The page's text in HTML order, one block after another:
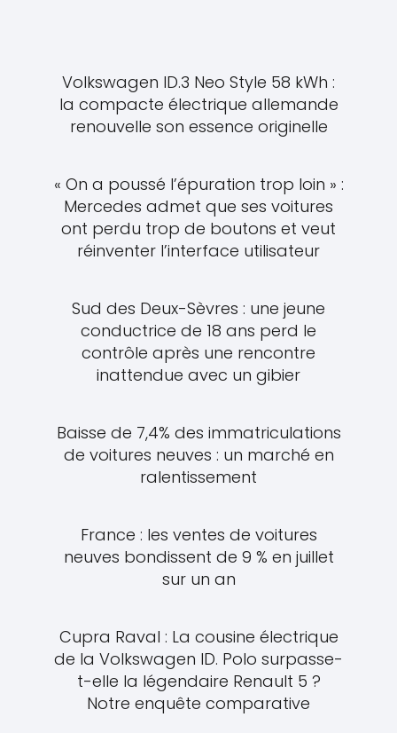
Volkswagen ID.3 Neo Style 58 kWh :
la compacte électrique allemande
renouvelle son essence originelle
« On a poussé l’épuration trop loin » :
Mercedes admet que ses voitures
ont perdu trop de boutons et veut
réinventer l’interface utilisateur
Sud des Deux-Sèvres : une jeune
conductrice de 18 ans perd le
contrôle après une rencontre
inattendue avec un gibier
Baisse de 7,4% des immatriculations
de voitures neuves : un marché en
ralentissement
France : les ventes de voitures
neuves bondissent de 9 % en juillet
sur un an
Cupra Raval : La cousine électrique
de la Volkswagen ID. Polo surpasse-
t-elle la légendaire Renault 5 ?
Notre enquête comparative